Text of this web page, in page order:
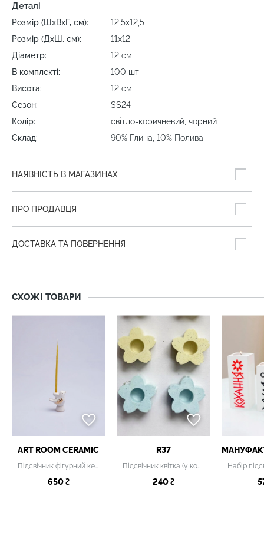
Деталі
Розмір (ШхВхГ, см):
12,5х12,5
Розмір (ДхШ, см):
11x12
Діаметр:
12 см
В комплекті:
100 шт
Висота:
12 см
Сезон:
SS24
Колір:
світло-коричневий, чорний
Склад:
90% Глина, 10% Полива
НАЯВНІСТЬ В МАГАЗИНАХ
ПРО ПРОДАВЦЯ
ДОСТАВКА ТА ПОВЕРНЕННЯ
СХОЖІ ТОВАРИ
ART ROOM CERAMIC
Підсвічник фігурний керамічний, S
650 ₴
R37
Підсвічник квітка (у комплекті 2 підсвічники: жовтий і блакитний)
240 ₴